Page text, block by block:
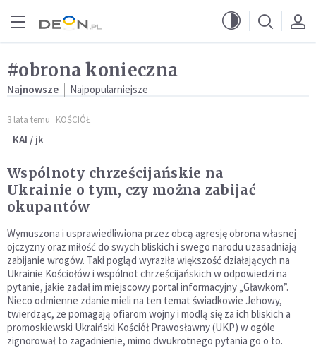
#obrona konieczna
Najnowsze Najpopularniejsze
3 lata temu KOŚCIÓŁ
KAI / jk
Wspólnoty chrześcijańskie na
Ukrainie o tym, czy można zabijać
okupantów
Wymuszona i usprawiedliwiona przez obcą agresję obrona własnej
ojczyzny oraz miłość do swych bliskich i swego narodu uzasadniają
zabijanie wrogów. Taki pogląd wyraziła większość działających na
Ukrainie Kościołów i wspólnot chrześcijańskich w odpowiedzi na
pytanie, jakie zadał im miejscowy portal informacyjny „Gławkom”.
Nieco odmienne zdanie mieli na ten temat świadkowie Jehowy,
twierdząc, że pomagają ofiarom wojny i modlą się za ich bliskich a
promoskiewski Ukraiński Kościół Prawosławny (UKP) w ogóle
zignorował to zagadnienie, mimo dwukrotnego pytania go o to.